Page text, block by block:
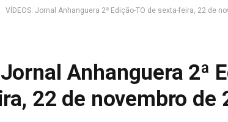
VÍDEOS: Jornal Anhanguera 2ª Edição-TO de sexta-feira, 22 de
Jornal Anhanguera 2ª
22 de novembro de